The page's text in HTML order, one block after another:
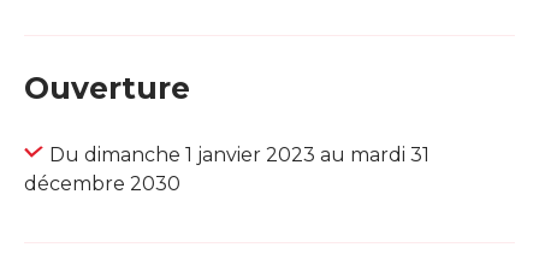
Ouverture
Du dimanche 1 janvier 2023 au mardi 31
décembre 2030